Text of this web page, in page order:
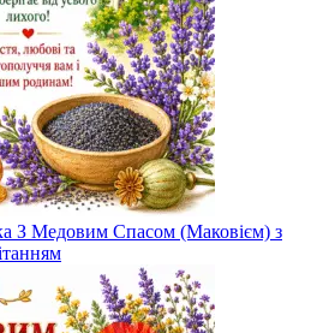
З Медовим Спасом (Маковієм) з